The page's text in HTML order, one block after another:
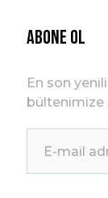
ABONE OL
En son
bültenimize